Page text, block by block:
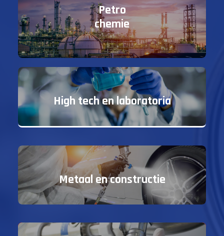
Petro
chemie
High tech en laboratoria
Metaal en constructie